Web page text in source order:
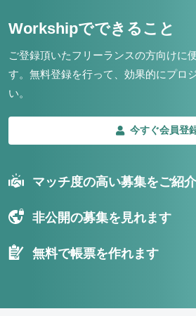
Workshipでできること
ご登録頂いたフリーランスの方向けに
す。 無料登録を行って、効果的にプロ
い。
今すぐ会員登
マッチ度の高い募集をご紹介
非公開の募集を見れます
無料で帳票を作れます